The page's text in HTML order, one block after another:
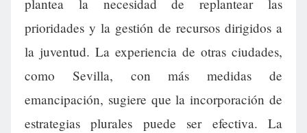
plantea la necesidad de replantear las
prioridades y la gestión de recursos dirigidos a
la juventud. La experiencia de otras ciudades,
como Sevilla, con más medidas de
emancipación, sugiere que la incorporación de
estrategias plurales puede ser efectiva. La